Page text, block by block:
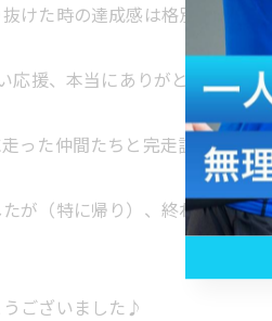
けた時の達成感は格別です。
応援、本当にありがとうござ
った仲間たちと完走証を手に笑
が（特に帰り）、終わってみ
ございました♪